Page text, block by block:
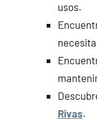
usos.
Rivas.